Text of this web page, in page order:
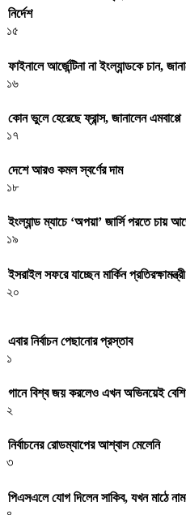
নির্দেশ
১৫
ফাইনালে আর্জেন্টিনা না ইংল্যান্ডকে চান,
১৬
কোন ভুলে হেরেছে ফ্রান্স, জানালেন এমবাপ্পে
১৭
দেশে আরও কমল স্বর্ণের দাম
১৮
ইংল্যান্ড ম্যাচে ‘অপয়া’ জার্সি পরতে চায়
১৯
ইসরাইল সফরে যাচ্ছেন মার্কিন প্রতিরক্ষামন্ত্রী
২০
এবার নির্বাচন পেছানোর প্রস্তাব
১
গানে বিশ্ব জয় করলেও এখন অভিনয়েই বেশি
২
নির্বাচনের রোডম্যাপের আশ্বাস মেলেনি
৩
পিএসএলে যোগ দিলেন সাকিব, যখন মাঠে